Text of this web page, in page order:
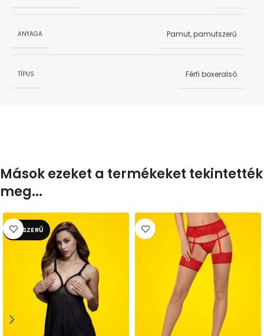
ANYAGA Pamut, pamutszerű
TÍPUS Férfi boxeralsó
Mások ezeket a termékeket tekintették
meg...
NÉPSZERŰ